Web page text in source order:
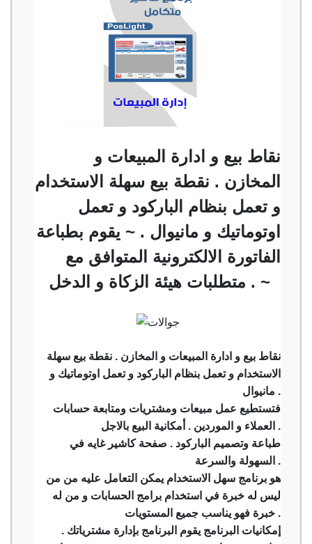
نقاط بيع و ادارة المبيعات و
المخازن . نقطة بيع سهلة الاستخدام
و تعمل بنظام الباركود و تعمل
اوتوماتيك و مانيوال . ~ يقوم بطباعة
الفاتورة الالكترونية المتوافق مع
متطلبات هيئة الزكاة و الدخل . ~
نقاط بيع و ادارة المبيعات و المخازن . نقطة بيع سهلة
الاستخدام و تعمل بنظام الباركود و تعمل اوتوماتيك و
مانيوال .
فتستطيع عمل مبيعات ومشتريات ومتابعة حسابات
العملاء و الموردين . أمكانية البيع بالاجل .
طباعة وتصميم الباركود . صفحة كاشير غايه في
السهولة والسرعة .
هو برنامج سهل الاستخدام يمكن التعامل عليه من من
ليس له خبرة في استخدام برامج الحسابات و من له
خبرة فهو يناسب جميع المستويات .
إمكانيات البرنامج يقوم البرنامج بإدارة مشترياتك .